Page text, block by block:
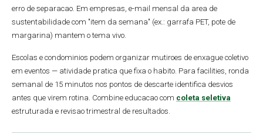
erro de separacao. Em empresas, e-mail mensal da area de
sustentabilidade com "item da semana" (ex.: garrafa PET, pote de
margarina) mantem o tema vivo.
Escolas e condominios podem organizar mutiroes de enxague coletivo
em eventos — atividade pratica que fixa o habito. Para facilities, ronda
semanal de 15 minutos nos pontos de descarte identifica desvios
antes que virem rotina. Combine educacao com coleta seletiva
estruturada e revisao trimestral de resultados.